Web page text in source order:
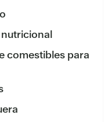
comestibles para